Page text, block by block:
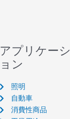
アプリケーシ
ョン
照明
自動車
消費性商品